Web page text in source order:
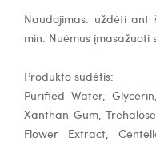
Naudojimas: uždėti ant
min. Nuėmus įmasažuoti
Produkto sudėtis:
Purified Water,
Xanthan Gum,
Flower Extract,